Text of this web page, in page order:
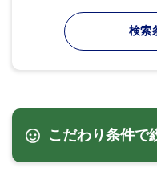
検索
こだわり条件で